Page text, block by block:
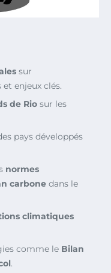
sur
enjeux clés.
de Rio sur les
pays développés
normes
carbone dans le
climatiques
comme le Bilan
.